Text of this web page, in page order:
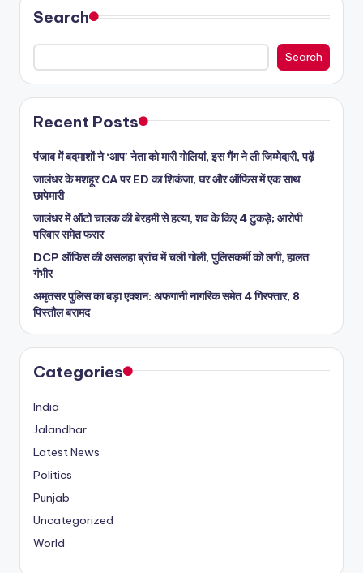
Search
Search
Recent Posts
पंजाब में बदमाशों ने ‘आप’ नेता को मारी गोलियां, इस गैंग ने ली जिम्मेदारी, पढ़ें
जालंधर के मशहूर CA पर ED का शिकंजा, घर और ऑफिस में एक साथ
छापेमारी
जालंधर में ऑटो चालक की बेरहमी से हत्या, शव के किए 4 टुकड़े; आरोपी
परिवार समेत फरार
DCP ऑफिस की असलहा ब्रांच में चली गोली, पुलिसकर्मी को लगी, हालत
गंभीर
अमृतसर पुलिस का बड़ा एक्शन: अफगानी नागरिक समेत 4 गिरफ्तार, 8
पिस्तौल बरामद
Categories
India
Jalandhar
Latest News
Politics
Punjab
Uncategorized
World